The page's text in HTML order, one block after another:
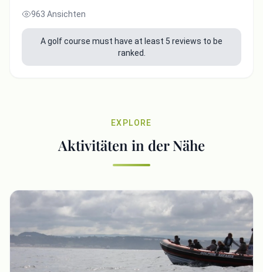
963 Ansichten
A golf course must have at least 5 reviews to be
ranked.
EXPLORE
Aktivitäten in der Nähe